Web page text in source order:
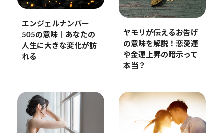
エンジェルナンバー
505の意味｜あなたの
人生に大きな変化が訪
れる
ヤモリが伝えるお告げ
の意味を解説！恋愛運
や金運上昇の暗示って
本当？